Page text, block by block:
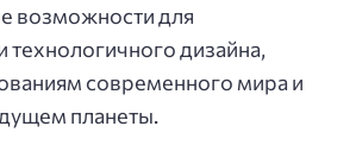
возможности для
технологичного дизайна,
современного мира и
планеты.